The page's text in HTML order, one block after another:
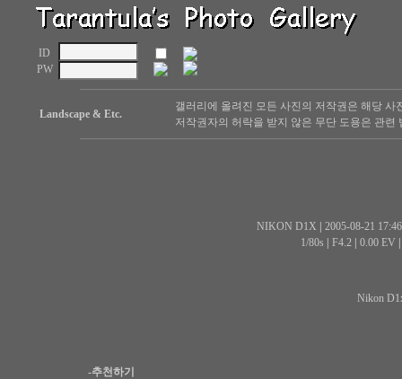
ID
PW
Landscape & Etc.
갤러리에 올려진 모든 사진의 저작권은 해당 사
저작권자의 허락을 받지 않은 무단 도용은 관련
NIKON D1X
2005-08-21
1/80s
F4.2| 0.00 EV
Nikon
-추천하기